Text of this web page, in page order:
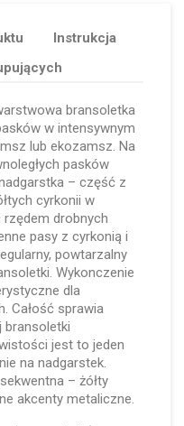
Instrukcja
bransoletka
w intensywnym
lub ekozamsz. Na
pasków
– część z
cyrkonii w
drobnych
pasy z cyrkonią i
powtarzalny
Wykonczenie
dla
Całość sprawia
bransoletki
jest to jeden
na nadgarstek.
– żółty
akcenty metaliczne.